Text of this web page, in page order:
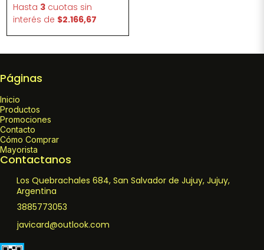
Hasta 3 cuotas sin
interés de $2.166,67
Páginas
Inicio
Productos
Promociones
Contacto
Cómo Comprar
Mayorista
Contactanos
Los Quebrachales 684, San Salvador de Jujuy, Jujuy,
Argentina
3885773053
javicard@outlook.com